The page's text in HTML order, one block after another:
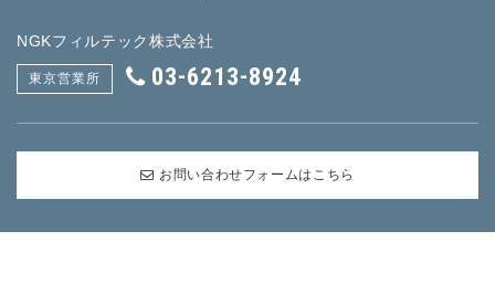
NGKフィルテック株式会社
東京営業所 03-6213-8924
お問い合わせフォームはこちら